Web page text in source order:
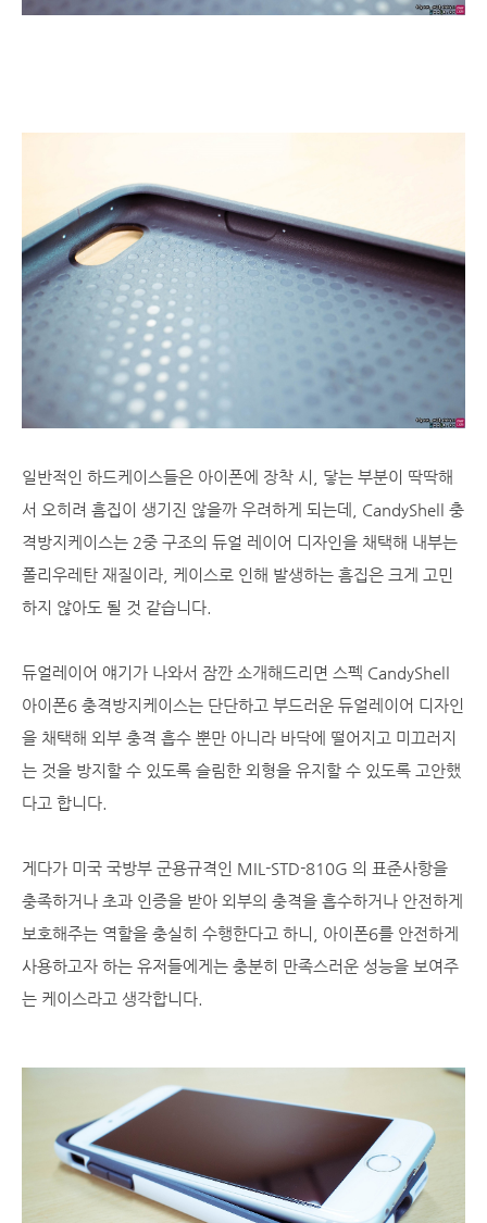
일반적인 하드케이스들은 아이폰에 장착 시, 닿는 부분이 딱딱해
서 오히려 흠집이 생기진 않을까 우려하게 되는데, CandyShell 충
격방지케이스는 2중 구조의 듀얼 레이어 디자인을 채택해 내부는
폴리우레탄 재질이라, 케이스로 인해 발생하는 흠집은 크게 고민
하지 않아도 될 것 같습니다.
듀얼레이어 얘기가 나와서 잠깐 소개해드리면 스펙 CandyShell
아이폰6 충격방지케이스는 단단하고 부드러운 듀얼레이어 디자인
을 채택해 외부 충격 흡수 뿐만 아니라 바닥에 떨어지고 미끄러지
는 것을 방지할 수 있도록 슬림한 외형을 유지할 수 있도록 고안했
다고 합니다.
게다가 미국 국방부 군용규격인 MIL-STD-810G 의 표준사항을
충족하거나 초과 인증을 받아 외부의 충격을 흡수하거나 안전하게
보호해주는 역할을 충실히 수행한다고 하니, 아이폰6를 안전하게
사용하고자 하는 유저들에게는 충분히 만족스러운 성능을 보여주
는 케이스라고 생각합니다.